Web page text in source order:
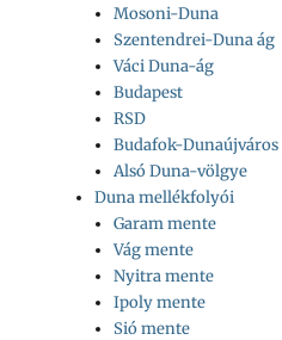
Mosoni-Duna
Szentendrei-Duna ág
Váci Duna-ág
Budapest
RSD
Budafok-
Alsó Duna-völgye
Duna mellékfolyói
Garam mente
Vág mente
Nyitra mente
Ipoly mente
Sió mente